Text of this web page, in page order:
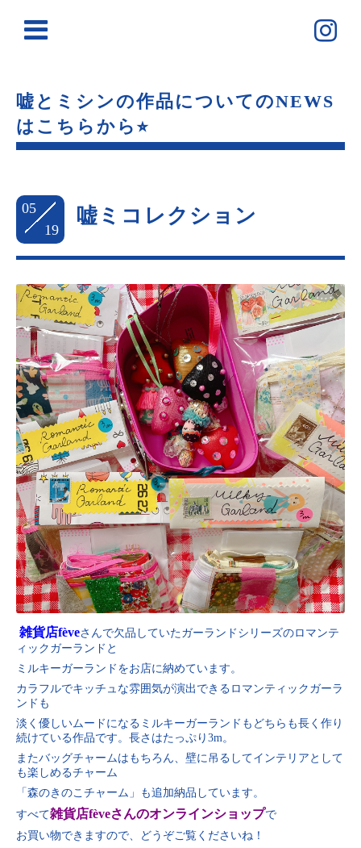
嘘とミシンの作品についてのNEWS
はこちらから⭐︎
05
19
嘘ミコレクション
雑貨店fèveさんで欠品していたガーランドシリーズのロマンテ
ィックガーランドと
ミルキーガーランドをお店に納めています。
カラフルでキッチュな雰囲気が演出できるロマンティックガーラ
ンドも
淡く優しいムードになるミルキーガーランドもどちらも長く作り
続けている作品です。長さはたっぷり3m。
またバッグチャームはもちろん、壁に吊るしてインテリアとして
も楽しめるチャーム
「森のきのこチャーム」も追加納品しています。
すべて雑貨店fèveさんのオンラインショップで
お買い物できますので、どうぞご覧くださいね！